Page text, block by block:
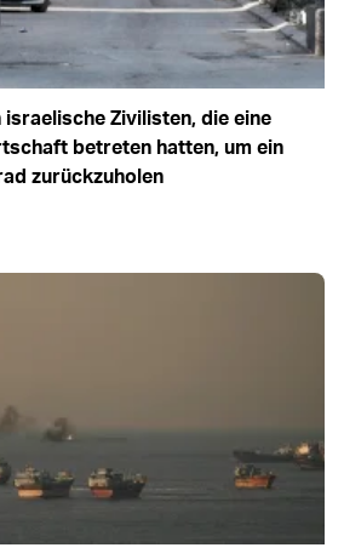
Zivilisten, die eine
betreten hatten, um ein
zurückzuholen